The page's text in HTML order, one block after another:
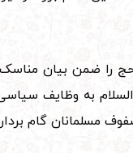
را ضمن بیان
به وظایف
مسلمانان گام